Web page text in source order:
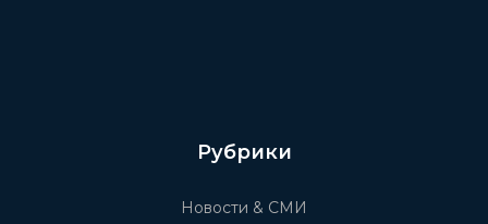
Рубрики
Новости & СМИ